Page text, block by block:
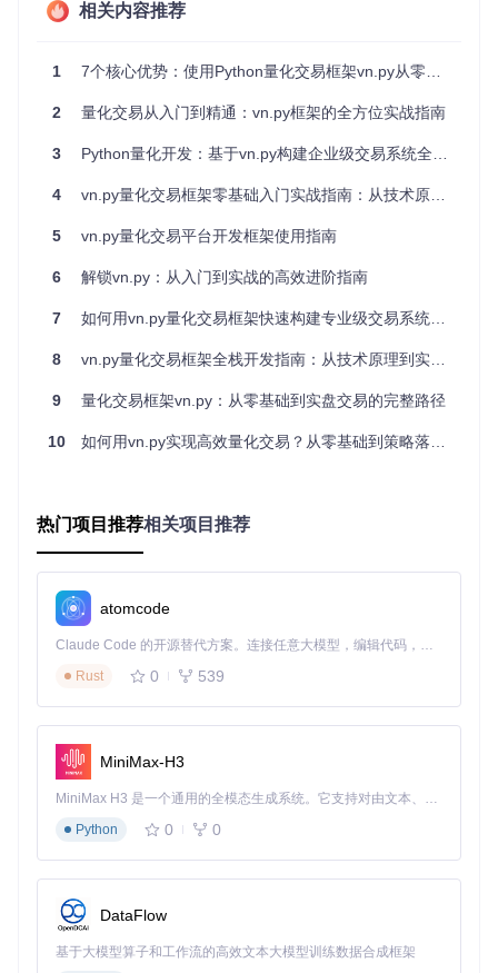
数据传输和订单处理链路过长，导致平均延迟达到300ms以
量化交易策略往往需要同时处理股票、期货、期权等多个市场
的行情数据，不同市场的数据格式、更新频率和接入方式存在
显著差异。传统开发模式下，开发者需要为每个市场编写单独
的数据处理逻辑，导致代码冗余度高、维护成本大。
国内商品期货、A股股票和港股数据。由于缺乏统一的数据处
期间因数据格式不统一导致的策略回测偏差问题多次发生。
1.3 策略回测与实盘差异的一致性挑战
策略回测结果与实盘表现存在差异是量化交易开发的常见问
因素的模拟难度。传统开发模式下，回测系统与实盘系统往往
险。
析发现，回测系统未考虑流动性不足时的滑点成本，且未模拟
实际交易中的订单撮合延迟，导致策略实盘表现与回测结果严
重背离。
二、框架核心价值：vn.py的架构演进与技术优
💡 vn.py框架通过十年技术沉淀，形成了一套适应量化交易特
vn.py的架构发展经历了三个阶段：早期的单体架构、中期的
模块化架构，到当前的微内核插件化架构。这种演进使得系统
化交易需求。
6个月才能构建一个基础的量化交易系统。
vn.py框架模式：采用微内核+插件的架构设计，核心引擎负责
相关内容推荐
1 7个核心优势：使用Python量化交易框架vn.py从零构建专业交易系统
2 量化交易从入门到精通：vn.py框架的全方位实战指南
3 Python量化开发：基于vn.py构建企业级交易系统全指南
4 vn.py量化交易框架零基础入门实战指南：从技术原理到商业落地
5 vn.py量化交易平台开发框架使用指南
6 解锁vn.py：从入门到实战的高效进阶指南
7 如何用vn.py量化交易框架快速构建专业级交易系统？从零开始的实战指南
8 vn.py量化交易框架全栈开发指南：从技术原理到实战落地
9 量化交易框架vn.py：从零基础到实盘交易的完整路径
10 如何用vn.py实现高效量化交易？从零基础到策略落地的实战指南
热门项目推荐相关项目推荐
atomcode
Claude Code 的开源替代方案。连接任意大模型，编辑代码，运行命令，自动验证 — 全自动执行。用 Rust 构建，极致性能。 ｜ An open-source alternative to Claude Code. Connect any LLM, edit code, run commands, and verify changes — autonomously. Built in Rust for speed. Get Started
Rust
0 539
MiniMax-H3
MiniMax H3 是一个通用的全模态生成系统。它支持对由文本、图像、视频和音频组成的多模态上下文进行统一理解，并能生成分辨率高达 2K、时长可达 15 秒的带原生立体声音频的视频。得益于面向任务泛化的系统设计，H3 在预训练阶段就已具备广泛的多模态上下文理解与生成能力，能够出色地执行复杂的多模态指令。
Python
0 0
DataFlow
基于大模型算子和工作流的高效文本大模型训练数据合成框架